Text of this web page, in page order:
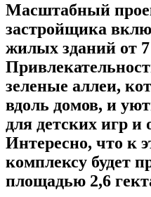
Масштабный
застройщика
жилых зданий от 7
зеленые аллеи,
вдоль домов, и
для детских игр и
Интересно, что к
комплексу будет
площадью 2,6